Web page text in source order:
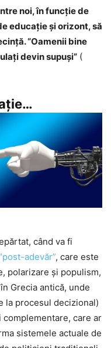
noi, în funcţie de
educaţie şi orizont, să
“Oamenii bine
devin supuși” (
când va fi
adevăr”, care este
polarizare și populism,
Grecia antică, unde
la procesul decizional)
care ar
sistemele actuale de